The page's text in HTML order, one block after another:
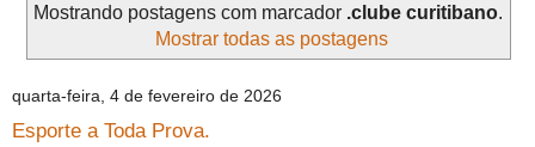
Mostrando postagens com marcador .clube curitibano.
Mostrar todas as postagens
quarta-feira, 4 de fevereiro de 2026
Esporte a Toda Prova.